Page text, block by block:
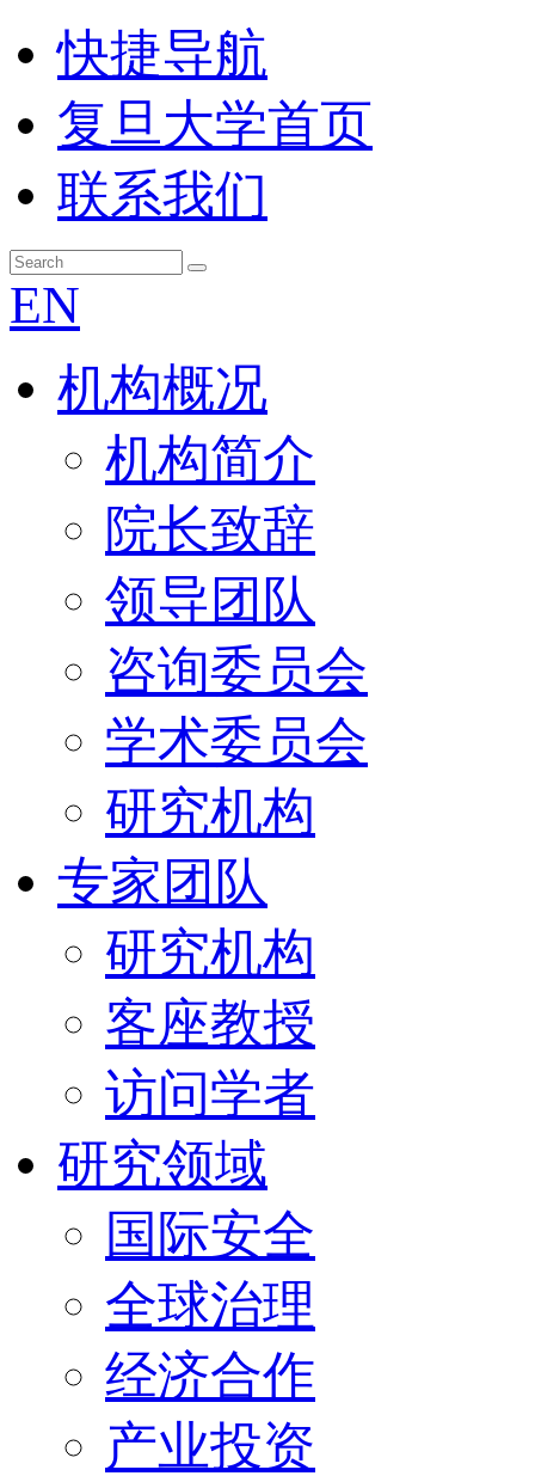
快捷导航
复旦大学首页
联系我们
EN
机构概况
机构简介
院长致辞
领导团队
咨询委员会
学术委员会
研究机构
专家团队
研究机构
客座教授
访问学者
研究领域
国际安全
全球治理
经济合作
产业投资